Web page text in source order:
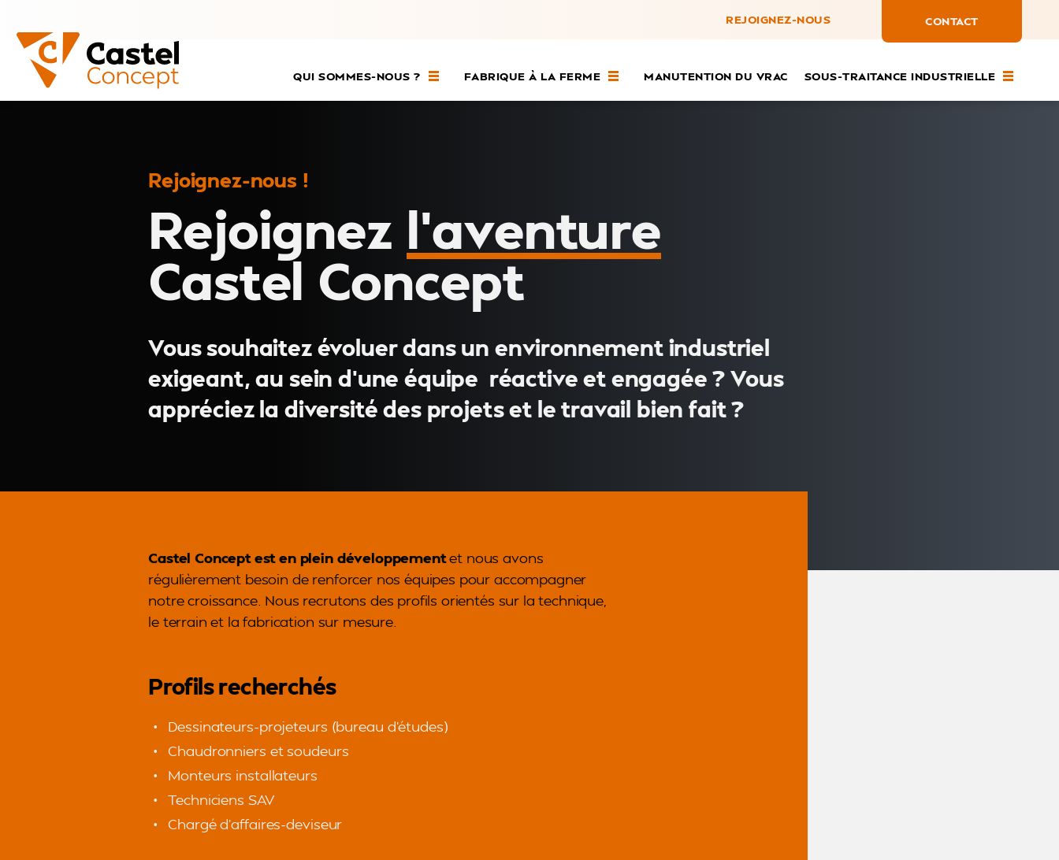
REJOIGNEZ-NOUS CONTACT
QUI SOMMES-NOUS ? FABRIQUE À LA FERME MANUTENTION DU VRAC SOUS-TRAITANCE INDUSTRIELLE
Rejoignez-nous !
Rejoignez l’aventure
Castel Concept
Vous souhaitez évoluer dans un environnement industriel
exigeant, au sein d’une équipe réactive et engagée ? Vous
appréciez la diversité des projets et le travail bien fait ?
Castel Concept est en plein développementet nous avons
régulièrement besoin de renforcer nos équipes pour accompagner
notre croissance. Nous recrutons des profils orientés sur la technique,
le terrain et la fabrication sur mesure.
Profils recherchés
Dessinateurs-projeteurs (bureau d’études)
Chaudronniers et soudeurs
Monteurs installateurs
Techniciens SAV
Chargé d’affaires-deviseur